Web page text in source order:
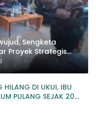
Sengketa
Proyek Strategis
Baru
HILANG DI UKUI, IBU
PULANG SEJAK 20